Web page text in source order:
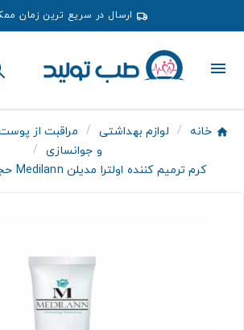
ارسال در سریع ترین زمان
خانه لوازم بهداشتی مراقبت از
و جوانسازی
کرم ترمیم کننده اولترا مدیلن Medilann حجم 30 میلی لیتر